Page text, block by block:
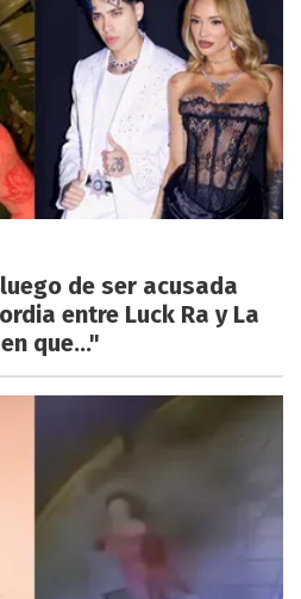
de ser acusada
entre Luck Ra y La
que..."